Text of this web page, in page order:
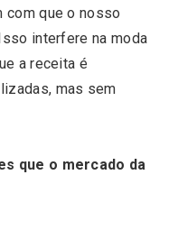
que o nosso
interfere na moda
a receita é
mas sem
que o mercado da